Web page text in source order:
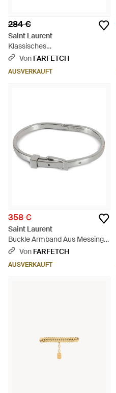
284 €
Saint Laurent
Klassisches
Ankerkettenarmband -
Von FARFETCH
AUSVERKAUFT
358 €
Saint Laurent
Buckle Armband Aus Messing -
WeißVon FARFETCH
AUSVERKAUFT